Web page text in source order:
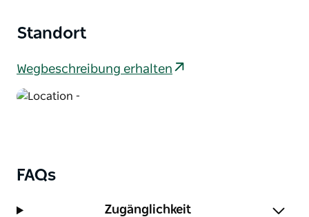
Standort
Wegbeschreibung erhalten
FAQs
Zugänglichkeit